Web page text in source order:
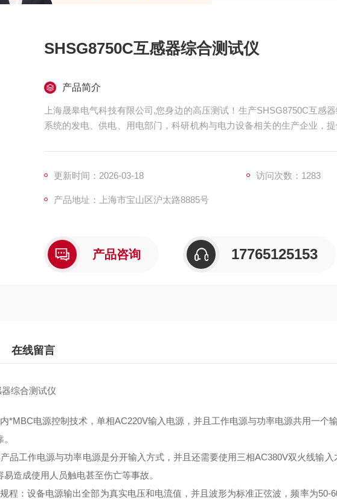
SHSG8750C互感器综合测试仪
产品简介
上海晟皋电气科技有限公司,您身边的高压测试！生产SHSG8750C互感
系统的发电、供电、用电部门，科研机构与电力设备相关的生产企业，
更新时间：2026-03-18 访问次数：1283
产品地址：上海市宝山区沪太路8885号
产品咨询 17765125153
在线留言
综合测试仪
*MBC电源控制技术，单相AC220V输入电源，并且工作电源与功率电源共用一个
工作电源与功率电源是分开输入方式，并且还需要使用三相AC380V双火线输入
造成使用人员触电甚至伤亡等事故。
程：设备电源输出全部为真实电压和电流值，并且波形为标准正弦波，频率为50-